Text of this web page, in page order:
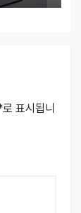
로 표시됩니